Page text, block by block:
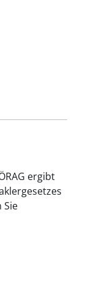
ergibt
Sie